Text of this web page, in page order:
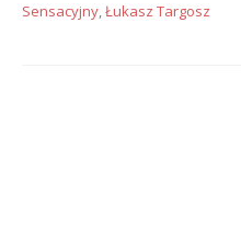
Sensacyjny,Łukasz Targosz